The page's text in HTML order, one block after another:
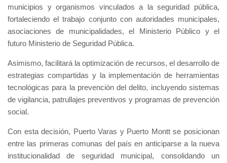
municipios y organismos vinculados a la seguridad pública,
fortaleciendo el trabajo conjunto con autoridades municipales,
asociaciones de municipalidades, el Ministerio Público y el
futuro Ministerio de Seguridad Pública.
Asimismo, facilitará la optimización de recursos, el desarrollo de
estrategias compartidas y la implementación de herramientas
tecnológicas para la prevención del delito, incluyendo sistemas
de vigilancia, patrullajes preventivos y programas de prevención
social.
Con esta decisión, Puerto Varas y Puerto Montt se posicionan
entre las primeras comunas del país en anticiparse a la nueva
institucionalidad de seguridad municipal, consolidando un